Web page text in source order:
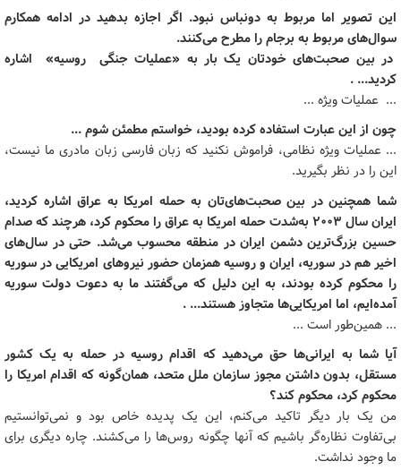
این تصویر اما مربوط به دونباس نبود. اگر اجازه بدهید در ادامه همکارم
سوال‌های مربوط به برجام را مطرح می‌کنند.
در بین صحبت‌های خودتان یک بار به «عملیات جنگی روسیه» اشاره
کردید... .
... عملیات ویژه ...
چون از این عبارت استفاده کرده ‌بودید، خواستم مطمئن شوم ...
... عملیات ویژه نظامی، فراموش نکنید که زبان فارسی زبان مادری ما نیست،
این را در نظر بگیرید.
شما همچنین در بین صحبت‌های‌تان به حمله امریکا به عراق اشاره کردید،
ایران سال ۲۰۰۳ به‌شدت حمله امریکا به عراق را محکوم کرد، هرچند که صدام
حسین بزرگ‌ترین دشمن ایران در منطقه محسوب می‌شد. حتی در سال‌های
اخیر هم در سوریه، ایران و روسیه همزمان حضور نیروهای امریکایی در سوریه
را محکوم کرده‌ بودند، به این دلیل که می‌گفتند ما به دعوت دولت سوریه
آمده‌ایم، اما امریکایی‌ها متجاوز هستند... .
... همین‌طور است ...
آیا شما به ایرانی‌ها حق می‌دهید که اقدام روسیه در حمله به یک کشور
مستقل، بدون داشتن مجوز سازمان ملل متحد، همان‌گونه که اقدام امریکا را
محکوم کرد، محکوم کند؟
من یک بار دیگر تاکید می‌کنم، این یک پدیده خاص بود و نمی‌توانستیم
بی‌تفاوت نظاره‌گر باشیم که آنها چگونه روس‌ها را می‌کشند. چاره دیگری برای
ما وجود نداشت.